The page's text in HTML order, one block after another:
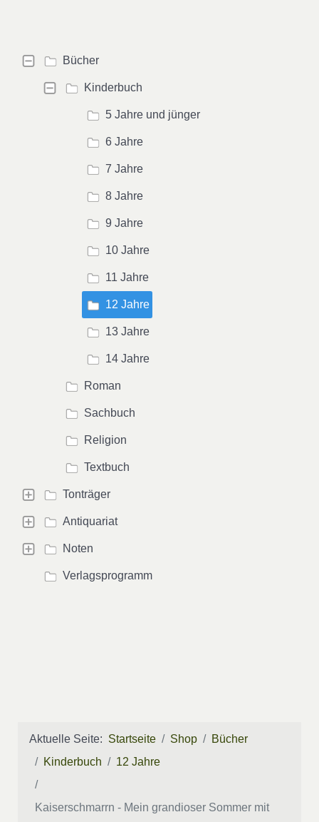
Bücher
Kinderbuch
5 Jahre und jünger
6 Jahre
7 Jahre
8 Jahre
9 Jahre
10 Jahre
11 Jahre
12 Jahre
13 Jahre
14 Jahre
Roman
Sachbuch
Religion
Textbuch
Tonträger
Antiquariat
Noten
Verlagsprogramm
Aktuelle Seite: Startseite Shop
Bücher
Kinderbuch
12 Jahre
Kaiserschmarrn - Mein grandioser Sommer mit